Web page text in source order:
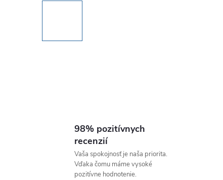
98% pozitívnych
recenzií
Vaša spokojnosť je naša priorita.
Vďaka čomu máme vysoké
pozitívne hodnotenie.